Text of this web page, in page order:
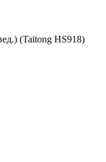
(Taitong HS918)